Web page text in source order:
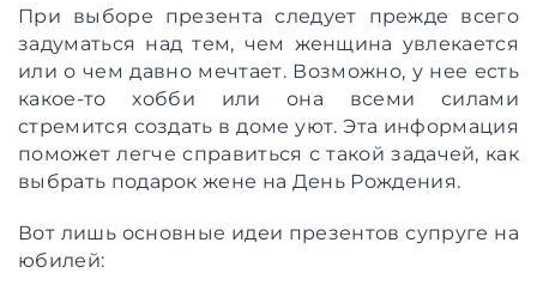
При выборе презента следует прежде всего
задуматься над тем, чем женщина увлекается
или о чем давно мечтает. Возможно, у нее есть
какое-то хобби или она всеми силами
стремится создать в доме уют. Эта информация
поможет легче справиться с такой задачей, как
выбрать подарок жене на День Рождения.
Вот лишь основные идеи презентов супруге на
юбилей: